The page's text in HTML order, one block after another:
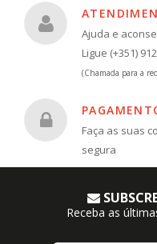
Ajuda e
Ligue (+351)
(Chamada para a
Faça as suas
segura
Receba as